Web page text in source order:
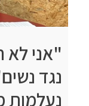
"אני לא
נגד
נעלמות